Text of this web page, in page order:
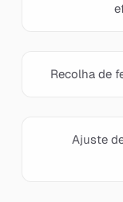
Recolha de
Ajuste